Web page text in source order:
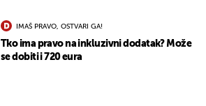
IMAŠ PRAVO, OSTVARI GA!
Tko ima pravo na inkluzivni dodatak? Može
se dobiti i 720 eura